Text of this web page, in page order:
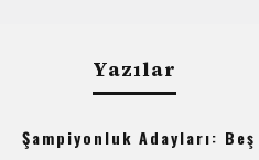
Yazılar
Şampiyonluk Adayları: